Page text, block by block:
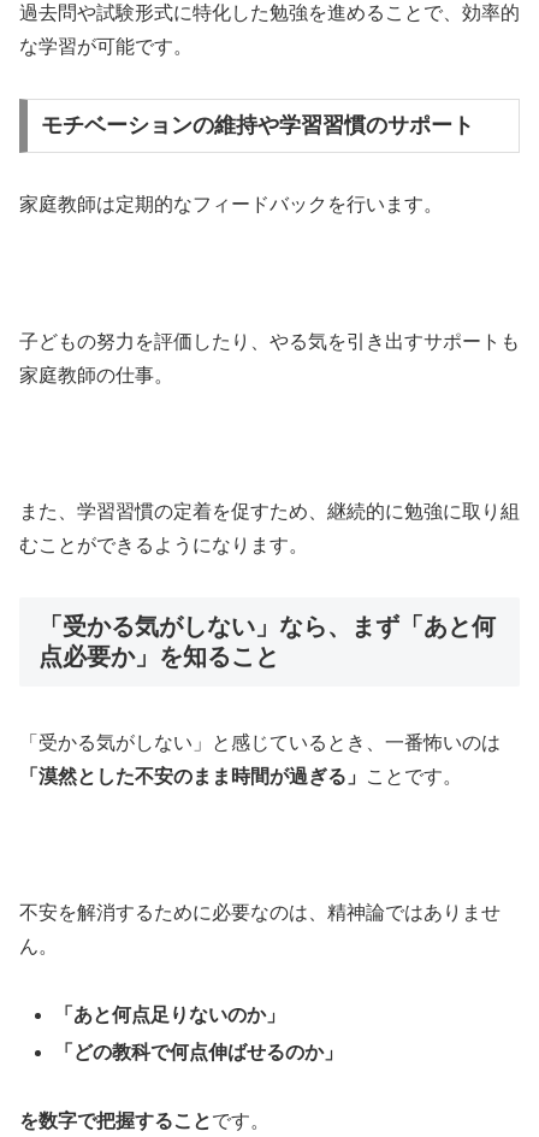
過去問や試験形式に特化した勉強を進めることで、効率的
な学習が可能です。
モチベーションの維持や学習習慣のサポート
家庭教師は定期的なフィードバックを行います。
子どもの努力を評価したり、やる気を引き出すサポートも
家庭教師の仕事。
また、学習習慣の定着を促すため、継続的に勉強に取り組
むことができるようになります。
「受かる気がしない」なら、まず「あと何
点必要か」を知ること
「受かる気がしない」と感じているとき、一番怖いのは
「漠然とした不安のまま時間が過ぎる」
ことです。
不安を解消するために必要なのは、精神論ではありませ
ん。
「あと何点足りないのか」
「どの教科で何点伸ばせるのか」
を数字で把握することです。